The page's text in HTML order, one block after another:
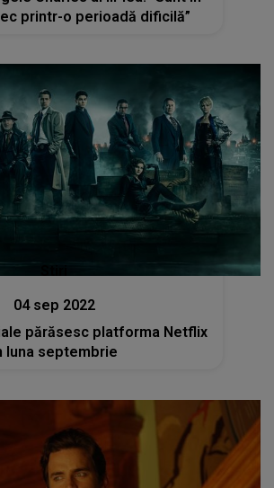
printr-o perioadă dificilă”
04 sep 2022
părăsesc platforma Netflix
luna septembrie